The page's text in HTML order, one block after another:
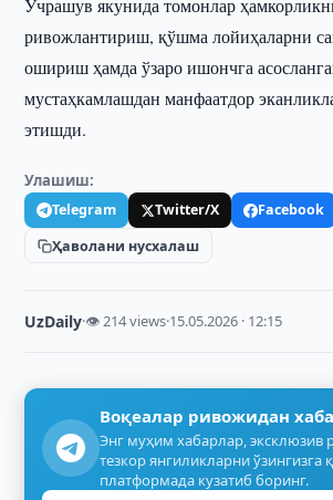
Учрашув якунида томонлар
ривожлантириш, қўшма лойиҳаларни
ошириш ҳамда ўзаро ишончга
мустаҳкамлашдан манфаатдор
этишди.
Улашиш:
Telegram Twitter/X
Facebook
Ҳаволани нусхалаш
UzDaily·👁 214 views·15.05.2026 · 12:15
Воқеалар ривожидан
Энг муҳим хабарлар, эксклюзив
тезкор янгиликларни ўзингизга
платформада кузатиб боринг.